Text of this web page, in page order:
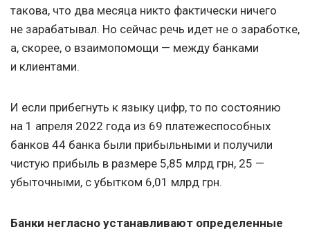
такова, что два месяца никто фактически ничего
не зарабатывал. Но сейчас речь идет не о заработке,
а, скорее, о взаимопомощи — между банками
и клиентами.
И если прибегнуть к языку цифр, то по состоянию
на 1 апреля 2022 года из 69 платежеспособных
банков 44 банка были прибыльными и получили
чистую прибыль в размере 5,85 млрд грн, 25 —
убыточными, с убытком 6,01 млрд грн.
Банки негласно устанавливают определенные